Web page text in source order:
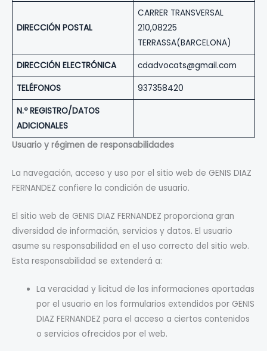
DIRECCIÓN POSTAL
CARRER TRANSVERSAL
210,08225
TERRASSA(BARCELONA)
DIRECCIÓN ELECTRÓNICA
cdadvocats@gmail.com
TELÉFONOS
937358420
N.º REGISTRO/DATOS
ADICIONALES
Usuario y régimen de responsabilidades
La navegación, acceso y uso por el sitio web de GENIS DIAZ
FERNANDEZ confiere la condición de usuario.
El sitio web de GENIS DIAZ FERNANDEZ proporciona gran
diversidad de información, servicios y datos. El usuario
asume su responsabilidad en el uso correcto del sitio web.
Esta responsabilidad se extenderá a:
La veracidad y licitud de las informaciones aportadas
por el usuario en los formularios extendidos por GENIS
DIAZ FERNANDEZ para el acceso a ciertos contenidos
o servicios ofrecidos por el web.